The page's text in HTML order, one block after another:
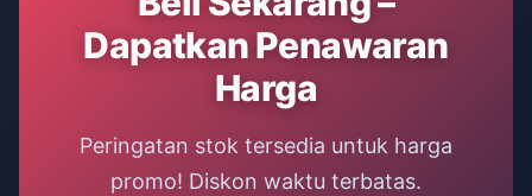
Dapatkan Penawaran
Harga
Peringatan stok tersedia untuk harga
promo! Diskon waktu terbatas.